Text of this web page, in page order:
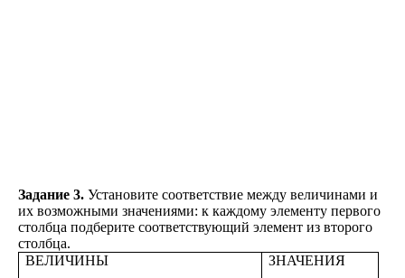
Задание 3. Установите соответствие между величинами и
их возможными значениями: к каждому элементу первого
столбца подберите соответствующий элемент из второго
столбца.
ВЕЛИЧИНЫ
ЗНАЧЕНИЯ